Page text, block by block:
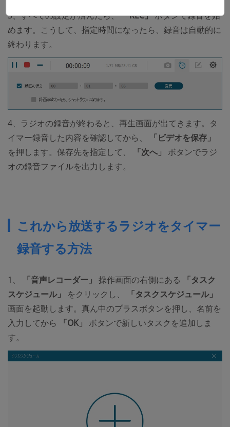
3、すべての設定が済んだら、「REC」ボタンで録音を始
めます。こうして、指定時間になったら、録音は自動的に
終わります。
4、ラジオの録音が終わると、再生画面が出てきます。タ
イマー録音した内容を確認してから、
「ビデオを保存」
を押します。保存先を指定して、
「次へ」
ボタンでラジ
オの録音ファイルを出力します。
これから放送するラジオをタイマー
録音する方法
1、 「音声レコーダー」 操作画面の右側にある
「タスク
スケジュール」
をクリックし、
「タスクスケジュール」
画面を起動します。真ん中のプラスボタンを押し、名前を
入力してから
「OK」
ボタンで新しいタスクを追加しま
す。